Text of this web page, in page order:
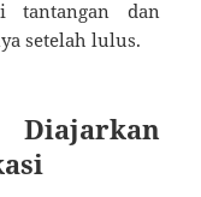
tantangan dan
setelah lulus.